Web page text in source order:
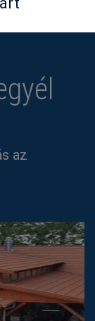
az